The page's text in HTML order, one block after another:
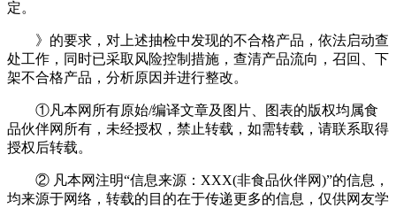
定。
》的要求，对上述抽检中发现的不合格产品，依法启动查
处工作，同时已采取风险控制措施，查清产品流向，召回、下
架不合格产品，分析原因并进行整改。
①凡本网所有原始/编译文章及图片、图表的版权均属食
品伙伴网所有，未经授权，禁止转载，如需转载，请联系取得
授权后转载。
② 凡本网注明“信息来源：XXX(非食品伙伴网)”的信息，
均来源于网络，转载的目的在于传递更多的信息，仅供网友学